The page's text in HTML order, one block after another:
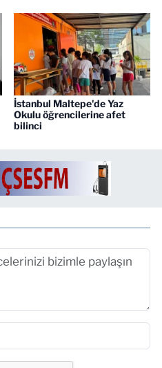
İstanbul Maltepe'de Yaz
Okulu öğrencilerine afet
bilinci